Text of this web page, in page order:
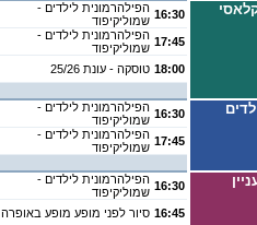
הפילהרמונית לילדים -
שמוליקיפוד 16:30
הפילהרמונית לילדים -
שמוליקיפוד 17:45
טוסקה - עונת 25/26 18:00
הפילהרמונית לילדים -
שמוליקיפוד 16:30
הפילהרמונית לילדים -
שמוליקיפוד 17:45
הפילהרמונית לילדים -
שמוליקיפוד 16:30
סיור לפני מופע מופע באופרה 16:45